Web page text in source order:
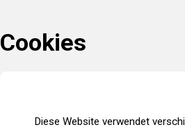
Cookies
Diese Website verwendet
Anzahl pro Verpackung:
Mindestbestellmenge:
: 54409980009